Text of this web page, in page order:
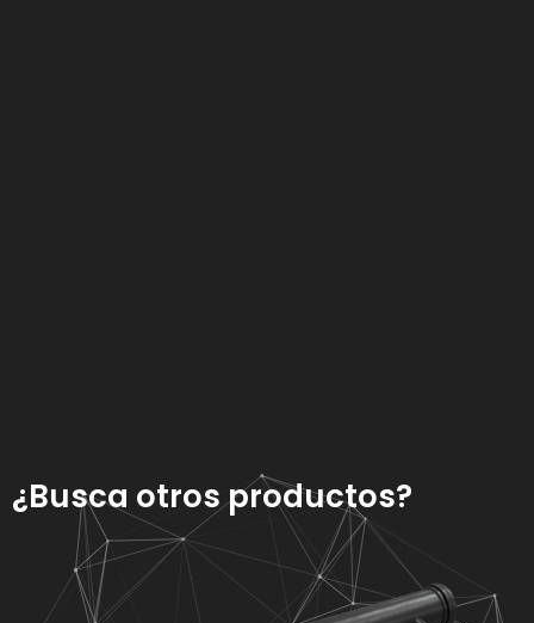
¿Busca otros productos?